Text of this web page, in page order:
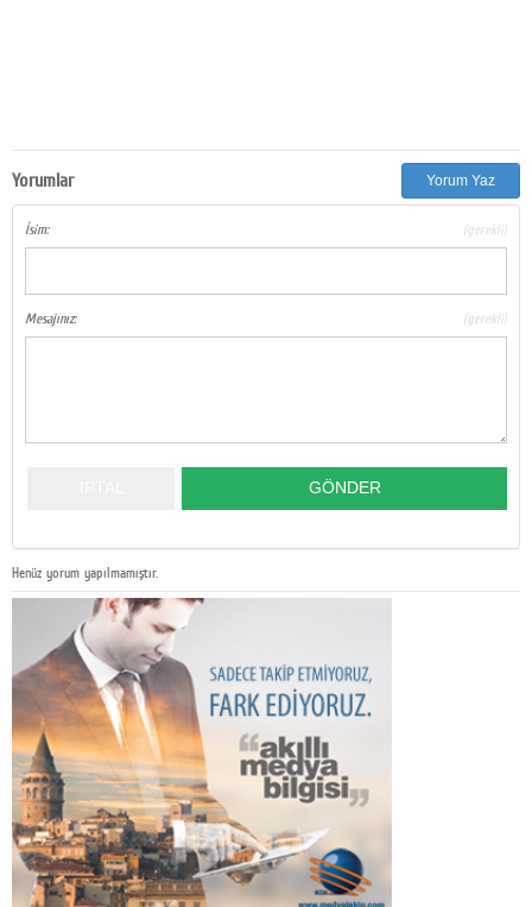
Yorumlar Yorum Yaz
İsim: (gerekli)
Mesajınız: (gerekli)
Henüz yorum yapılmamıştır.